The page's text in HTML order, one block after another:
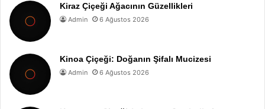
Kiraz Çiçeği Ağacının Güzellikleri
Admin 6 Ağustos 2026
Kinoa Çiçeği: Doğanın Şifalı Mucizesi
Admin 6 Ağustos 2026